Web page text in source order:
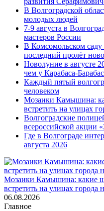
В Волгоградской
молодых людей
7-9 августа в
мастеров России
В Комсомольском саду
последний пролёт
Новолуние в августе
чем у Карабаса-
Каждый пятый
человеком
Мозаики Камышина:
встретить на улицах
Волгоградские
всероссийской акции
Где в Волгограде
августа 2026
Мозаики Камышина: какие
встретить на улицах города
06.08.2026
Главное